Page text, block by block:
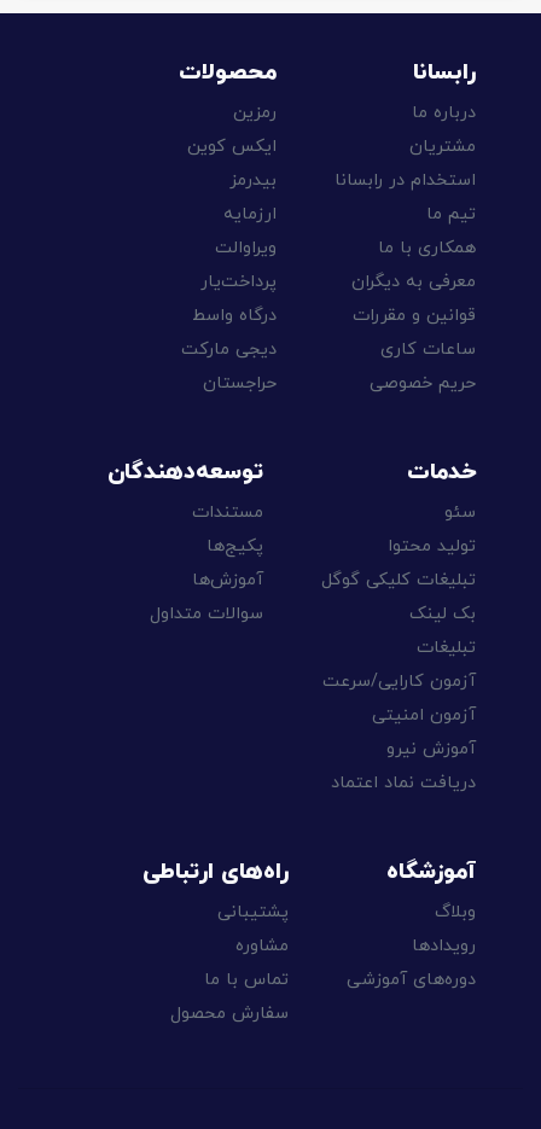
رابسانا
درباره ما
مشتریان
استخدام در رابسانا
تیم ما
همکاری با ما
معرفی به دیگران
قوانین و مقررات
ساعات کاری
حریم خصوصی
محصولات
رمزین
ایکس کوین
بیدرمز
ارزمایه
ویراوالت
پرداخت‌یار
درگاه واسط
دیجی مارکت
حراجستان
خدمات
سئو
تولید محتوا
تبلیغات کلیکی گوگل
بک لینک
تبلیغات
آزمون کارایی/سرعت
آزمون امنیتی
آموزش نیرو
دریافت نماد اعتماد
توسعه‌دهندگان
مستندات
پکیج‌ها
آموزش‌ها
سوالات متداول
آموزشگاه
وبلاگ
رویدادها
دوره‌های آموزشی
راه‌های ارتباطی
پشتیبانی
مشاوره
تماس با ما
سفارش محصول